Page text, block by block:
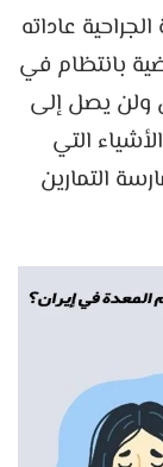
عاداته
بانتظام في
ولن يصل إلى
التي
التمارين